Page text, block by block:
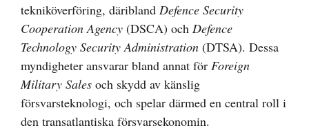
tekniköverföring, däribland Defence Security
Cooperation Agency (DSCA) och Defence
Technology Security Administration (DTSA). Dessa
myndigheter ansvarar bland annat för Foreign
Military Sales och skydd av känslig
försvarsteknologi, och spelar därmed en central roll i
den transatlantiska försvarsekonomin.